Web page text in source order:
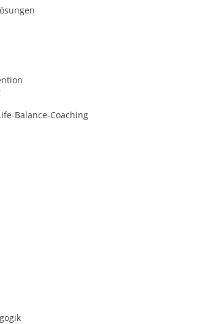
Balance-Coaching